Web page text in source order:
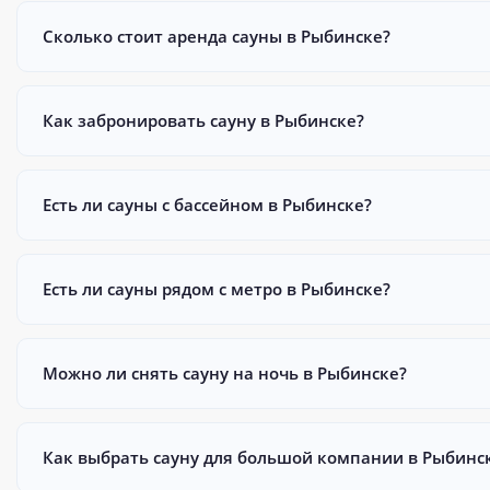
Сколько стоит аренда сауны в Рыбинске?
Как забронировать сауну в Рыбинске?
Есть ли сауны с бассейном в Рыбинске?
Есть ли сауны рядом с метро в Рыбинске?
Можно ли снять сауну на ночь в Рыбинске?
Как выбрать сауну для большой компании в